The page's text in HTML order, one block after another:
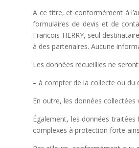
A ce titre, et conformément à
formulaires de devis et de
Francois HERRY, seul
à des partenaires. Aucune
Les données recueillies ne
– à compter de la collecte ou du
En outre, les données
Également, les données
complexes à protection forte